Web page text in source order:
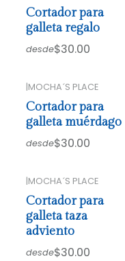
Cortador para
galleta regalo
desde$30.00
|MOCHA´S PLACE
Cortador para
galleta muérdago
desde$30.00
|MOCHA´S PLACE
Cortador para
galleta taza
adviento
desde$30.00